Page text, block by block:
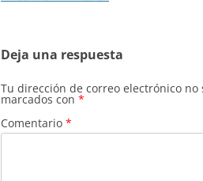
Deja una respuesta
Tu dirección de correo electrónico no
marcados con *
Comentario *